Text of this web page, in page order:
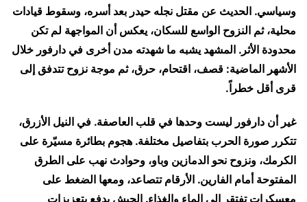
وسياسي. الحديث عن مقتل نجله حيدر بعد أسره، وسقوط قيادات
محلية، ثم النزوح الواسع للسكان، يعكس أن المواجهة لم تكن
محدودة الأثر. المشهد يشبه ما شهدته مدن أخرى في دارفور خلال
الأشهر الماضية: قصف، اقتحام، حرق، ثم موجة نزوح تتدفق إلى
قرى أقل خطراً.
غير أن دارفور ليست وحدها في قلب العاصفة. في النيل الأزرق،
تتكرر صورة الحرب بتفاصيل مختلفة. هجوم بطائرة مسيّرة على
الكرمك، ونزوح نحو الدمازين وباو، وحوادث نهب على الطرق
المفتوحة أمام الفارين. الأرقام تتصاعد، ومعها الضغط على
معسكرات تفتقر إلى الماء والغذاء. الجيش يدفع بتعزيزات